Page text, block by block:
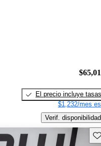
El precio incluye tasas
$1,232/mes
Verif. disponibilidad